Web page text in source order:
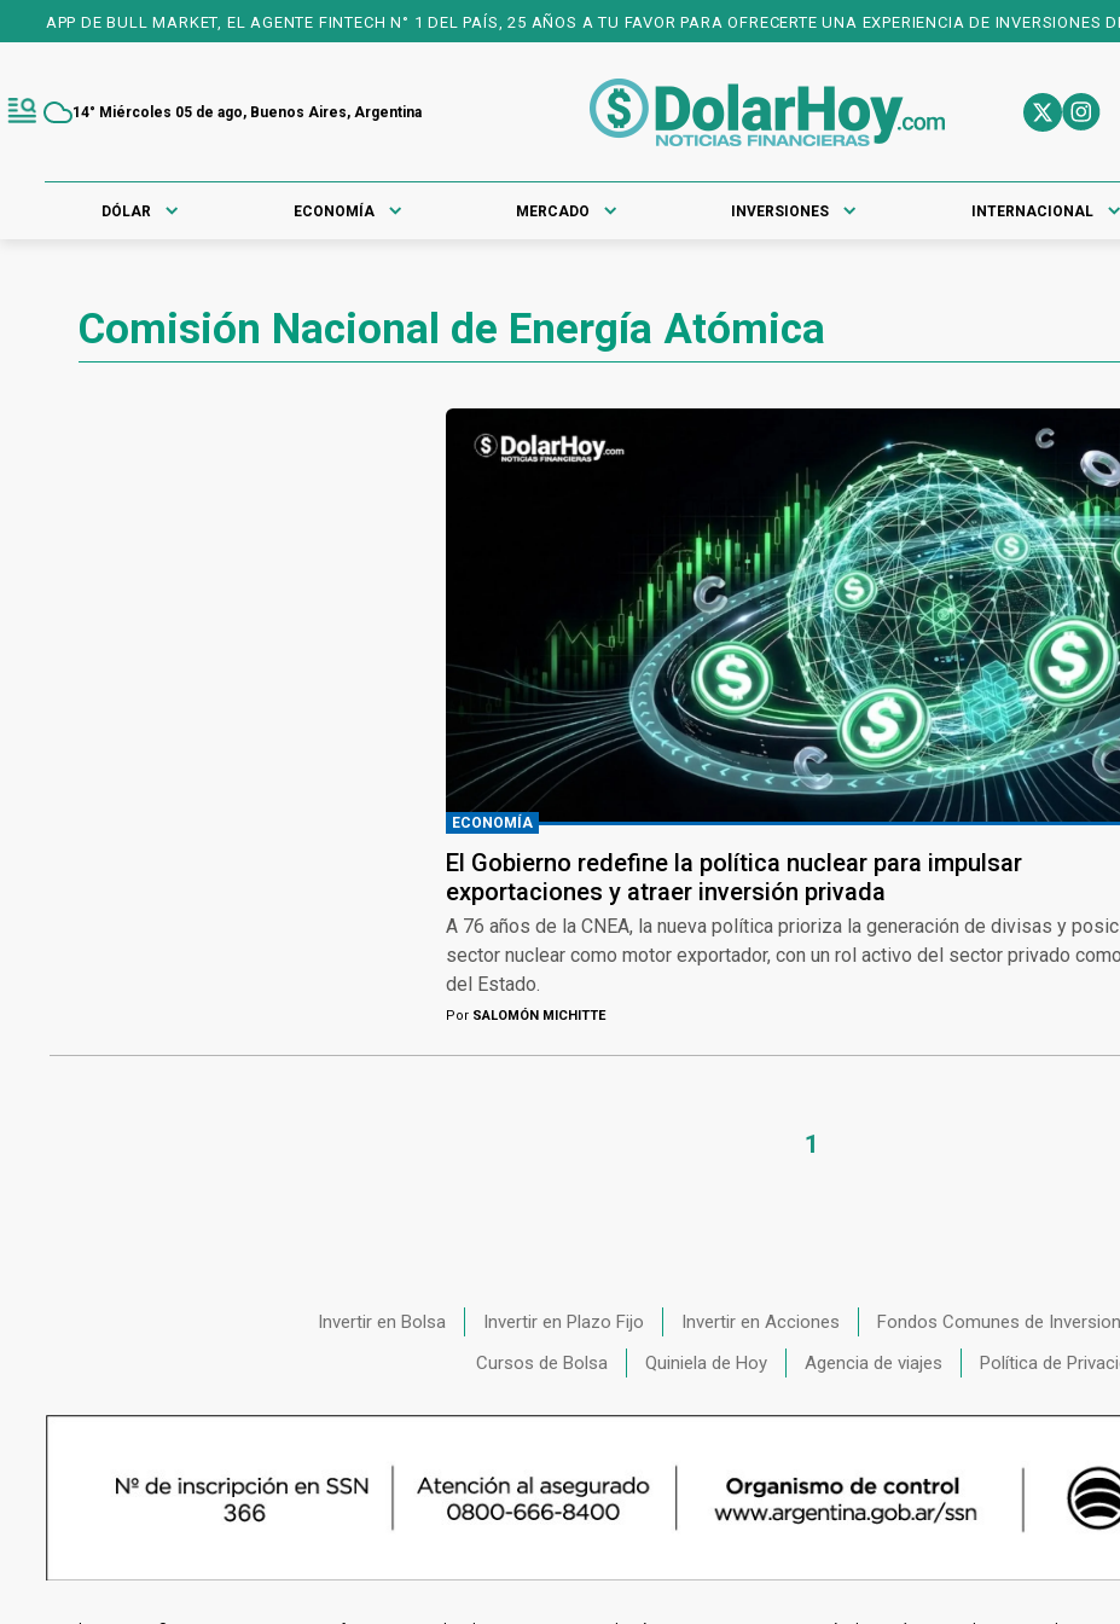
APP DE BULL MARKET, EL AGENTE FINTECH N° 1 DEL PAÍS, 25 AÑOS A TU FAVOR PARA OFRECERTE UNA EXPERIENCIA DE INVERSIONES DE
14° Miércoles 05 de ago, Buenos Aires, Argentina
DÓLAR ECONOMÍA MERCADO INVERSIONES INTERNACIONAL
Comisión Nacional de Energía Atómica
ECONOMÍA
El Gobierno redefine la política nuclear para impulsar
exportaciones y atraer inversión privada
A 76 años de la CNEA, la nueva política prioriza la generación de divisas y
sector nuclear como motor exportador, con un rol activo del sector privado
del Estado.
PorSALOMÓN MICHITTE
1
Invertir en Bolsa Invertir en Plazo Fijo Invertir en Acciones Fondos Comunes de Inversion
Cursos de Bolsa
Quiniela de Hoy Agencia de viajes Política de